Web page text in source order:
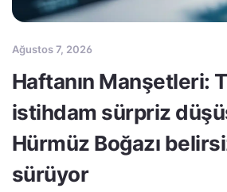
Ağustos 7, 2026
Haftanın Manşetleri:
istihdam sürpriz
Hürmüz Boğazı
sürüyor